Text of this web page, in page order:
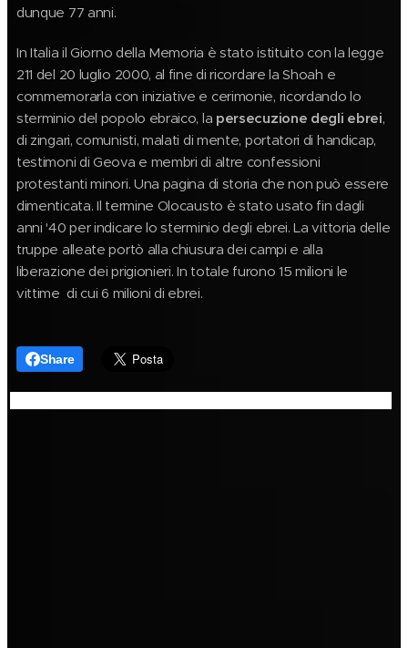
dunque 77 anni.
In Italia il Giorno della Memoria è stato istituito con la legge
211 del 20 luglio 2000, al fine di ricordare la Shoah e
commemorarla con iniziative e cerimonie, ricordando lo
sterminio del popolo ebraico, la persecuzione degli ebrei,
di zingari, comunisti, malati di mente, portatori di handicap,
testimoni di Geova e membri di altre confessioni
protestanti minori. Una pagina di storia che non può essere
dimenticata. Il termine Olocausto è stato usato fin dagli
anni '40 per indicare lo sterminio degli ebrei. La vittoria delle
truppe alleate portò alla chiusura dei campi e alla
liberazione dei prigionieri. In totale furono 15 milioni le
vittime di cui 6 milioni di ebrei.
Share